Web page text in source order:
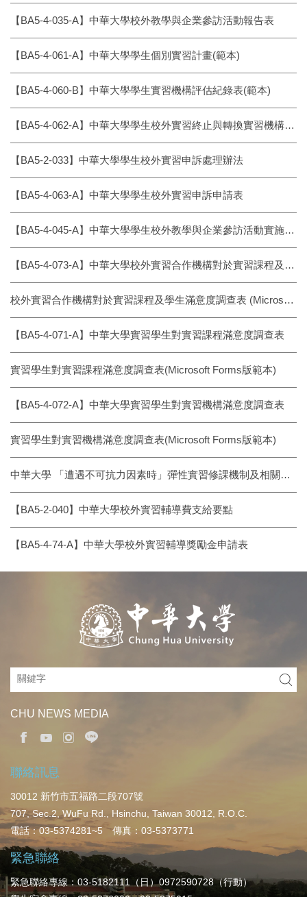
【BA5-4-035-A】中華大學校外教學與企業參訪活動報告表
【BA5-4-061-A】中華大學學生個別實習計畫(範本)
【BA5-4-060-B】中華大學學生實習機構評估紀錄表(範本)
【BA5-4-062-A】中華大學學生校外實習終止與轉換實習機構申請表(範本)
【BA5-2-033】中華大學學生校外實習申訴處理辦法
【BA5-4-063-A】中華大學學生校外實習申訴申請表
【BA5-4-045-A】中華大學學生校外教學與企業參訪活動實施辦法 - 高教深耕成果報告
【BA5-4-073-A】中華大學校外實習合作機構對於實習課程及學生滿意度調查表
校外實習合作機構對於實習課程及學生滿意度調查表 (Microsoft Forms版範本)
【BA5-4-071-A】中華大學實習學生對實習課程滿意度調查表
實習學生對實習課程滿意度調查表(Microsoft Forms版範本)
【BA5-4-072-A】中華大學實習學生對實習機構滿意度調查表
實習學生對實習機構滿意度調查表(Microsoft Forms版範本)
中華大學 「遭遇不可抗力因素時」彈性實習修課機制及相關配套措施
【BA5-2-040】中華大學校外實習輔導費支給要點
【BA5-4-74-A】中華大學校外實習輔導獎勵金申請表
CHU NEWS MEDIA
聯絡訊息
30012 新竹市五福路二段707號
707, Sec.2, WuFu Rd., Hsinchu, Taiwan 30012, R.O.C.
電話：03-5374281~5 傳真：03-5373771
緊急聯絡
緊急聯絡專線：03-5182111（日）0972590728（行動）